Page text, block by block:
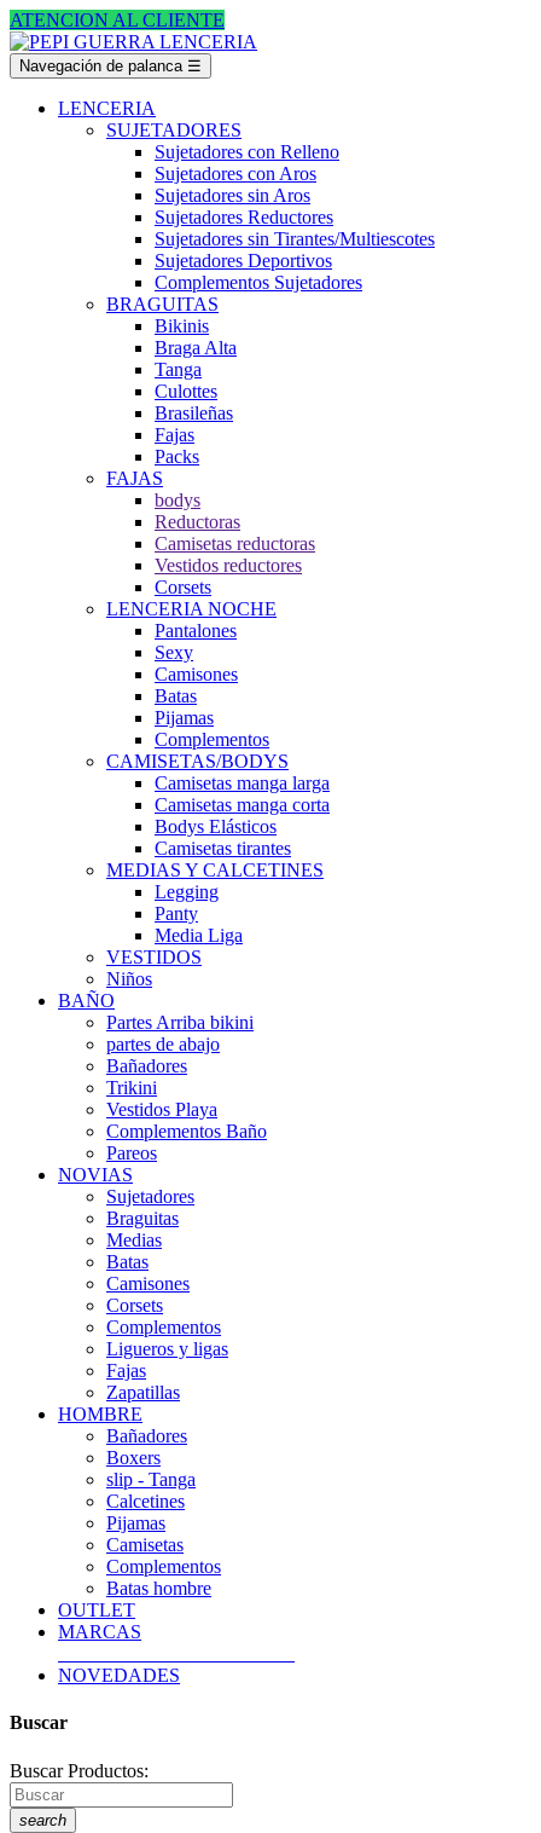
ATENCION AL CLIENTE
Navegación de palanca ☰
LENCERIA
SUJETADORES
Sujetadores con Relleno
Sujetadores con Aros
Sujetadores sin Aros
Sujetadores Reductores
Sujetadores sin Tirantes/Multiescotes
Sujetadores Deportivos
Complementos Sujetadores
BRAGUITAS
Bikinis
Braga Alta
Tanga
Culottes
Brasileñas
Fajas
Packs
FAJAS
bodys
Reductoras
Camisetas reductoras
Vestidos reductores
Corsets
LENCERIA NOCHE
Pantalones
Sexy
Camisones
Batas
Pijamas
Complementos
CAMISETAS/BODYS
Camisetas manga larga
Camisetas manga corta
Bodys Elásticos
Camisetas tirantes
MEDIAS Y CALCETINES
Legging
Panty
Media Liga
VESTIDOS
Niños
BAÑO
Partes Arriba bikini
partes de abajo
Bañadores
Trikini
Vestidos Playa
Complementos Baño
Pareos
NOVIAS
Sujetadores
Braguitas
Medias
Batas
Camisones
Corsets
Complementos
Ligueros y ligas
Fajas
Zapatillas
HOMBRE
Bañadores
Boxers
slip - Tanga
Calcetines
Pijamas
Camisetas
Complementos
Batas hombre
OUTLET
MARCAS
NOVEDADES
Buscar
Buscar Productos:
search